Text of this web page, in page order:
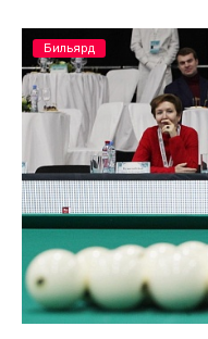
Бильярд